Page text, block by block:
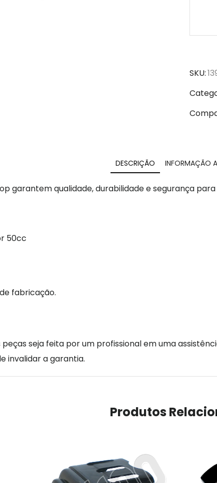
SKU:
DESCRIÇÃO INFORMAÇÃO
garantem qualidade, durabilidade e segurança
50cc
fabricação.
seja feita por um profissional em uma
invalidar a garantia.
Produtos